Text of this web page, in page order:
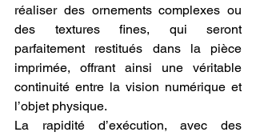
réaliser des ornements complexes ou
des textures fines, qui seront
parfaitement restitués dans la pièce
imprimée, offrant ainsi une véritable
continuité entre la vision numérique et
l’objet physique.
La rapidité d’exécution, avec des